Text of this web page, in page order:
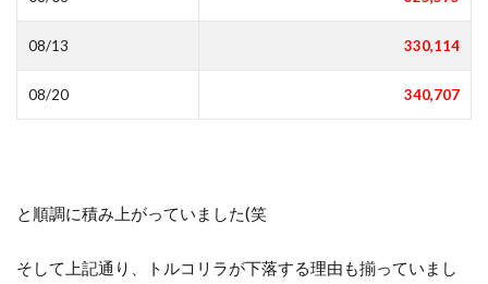
08/13 330,114
08/20 340,707
と順調に積み上がっていました(笑
そして上記通り、トルコリラが下落する理由も揃っていまし